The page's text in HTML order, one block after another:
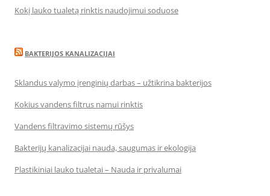
Kokį lauko tualetą rinktis naudojimui soduose
BAKTERIJOS KANALIZACIJAI
Sklandus valymo įrenginių darbas – užtikrina bakterijos
Kokius vandens filtrus namui rinktis
Vandens filtravimo sistemų rūšys
Bakterijų kanalizacijai nauda, saugumas ir ekologija
Plastikiniai lauko tualetai – Nauda ir privalumai